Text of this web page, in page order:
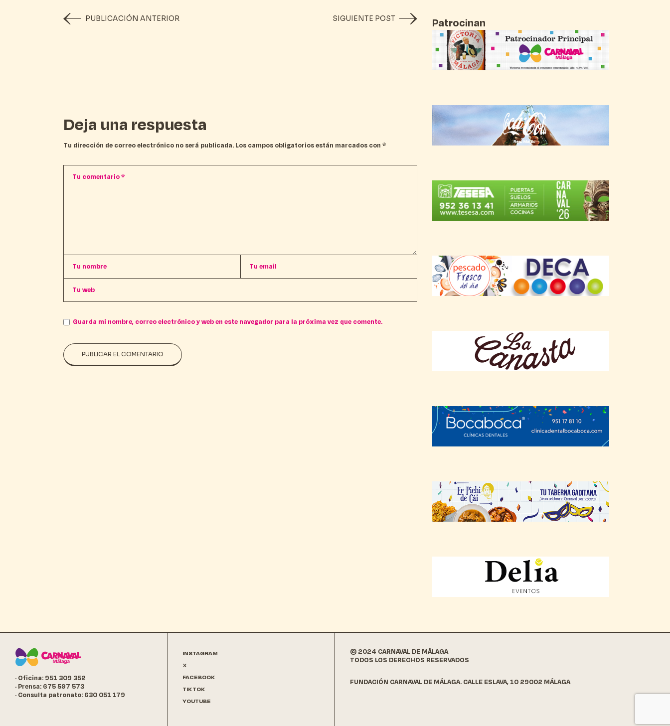
PUBLICACIÓN ANTERIOR SIGUIENTE POST
Deja una respuesta
Tu dirección de correo electrónico no será publicada. Los campos obligatorios están marcados con *
Guarda mi nombre, correo electrónico y web en este navegador para la próxima vez que comente.
PUBLICAR EL COMENTARIO
Patrocinan
· Oficina: 951 309 352
· Prensa: 675 597 573
· Consulta patronato: 630 051 179
INSTAGRAM
X
FACEBOOK
TIKTOK
YOUTUBE
© 2024 CARNAVAL DE MÁLAGA
TODOS LOS DERECHOS RESERVADOS
FUNDACIÓN CARNAVAL DE MÁLAGA. CALLE ESLAVA, 10 29002 MÁLAGA